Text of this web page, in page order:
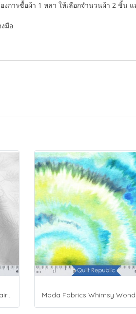
การซื้อผ้า 1 หลา ให้เลือกจำนวนผ้า 2 ชิ้น
มือ
Maywood Studio Fabrics Solitaire Whites